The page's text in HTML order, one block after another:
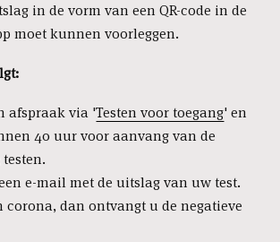
in de vorm van een QR-code in de
moet kunnen voorleggen.
afspraak via 'Testen voor toegang' en
40 uur voor aanvang van de
e-mail met de uitslag van uw test.
corona, dan ontvangt u de negatieve